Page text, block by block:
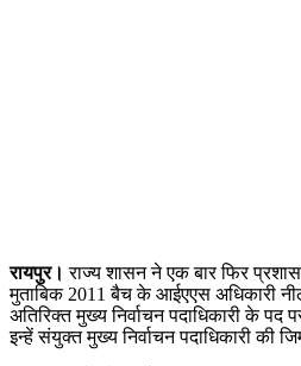
रायपुर। राज्य शासन ने एक बार फिर
मुताबिक 2011 बैच के आईएएस अधिकारी
अतिरिक्त मुख्य निर्वाचन पदाधिकारी के
इन्हें संयुक्त मुख्य निर्वाचन पदाधिकारी की